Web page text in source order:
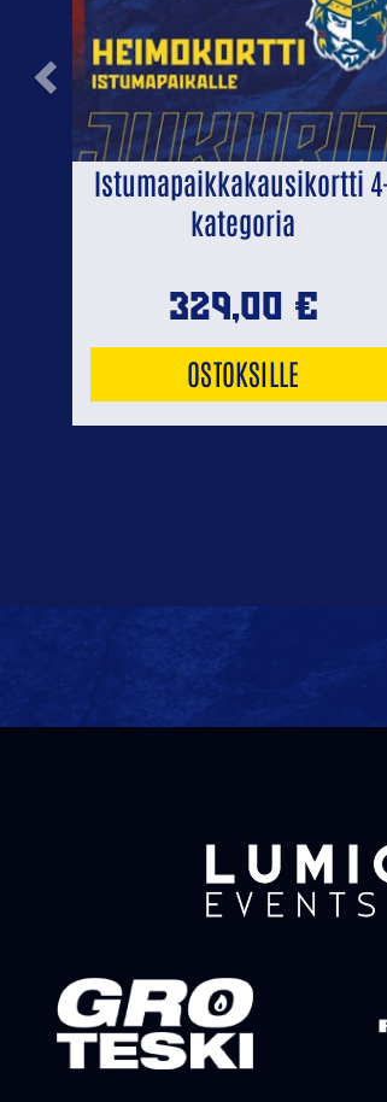
Istumapaikkakausikortti
kategoria
329,00 €
OSTOKSILLE
Previous